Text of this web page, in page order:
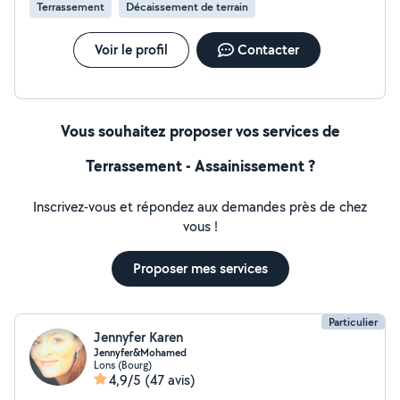
Terrassement
Décaissement de terrain
Voir le profil Contacter
Vous souhaitez proposer vos services de
Terrassement - Assainissement ?
Inscrivez-vous et répondez aux demandes près de chez
vous !
Proposer mes services
Particulier
Jennyfer Karen
Jennyfer&Mohamed
Lons (Bourg)
4,9/5 (47 avis)